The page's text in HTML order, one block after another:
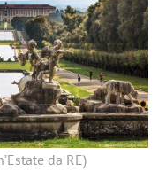
da RE)